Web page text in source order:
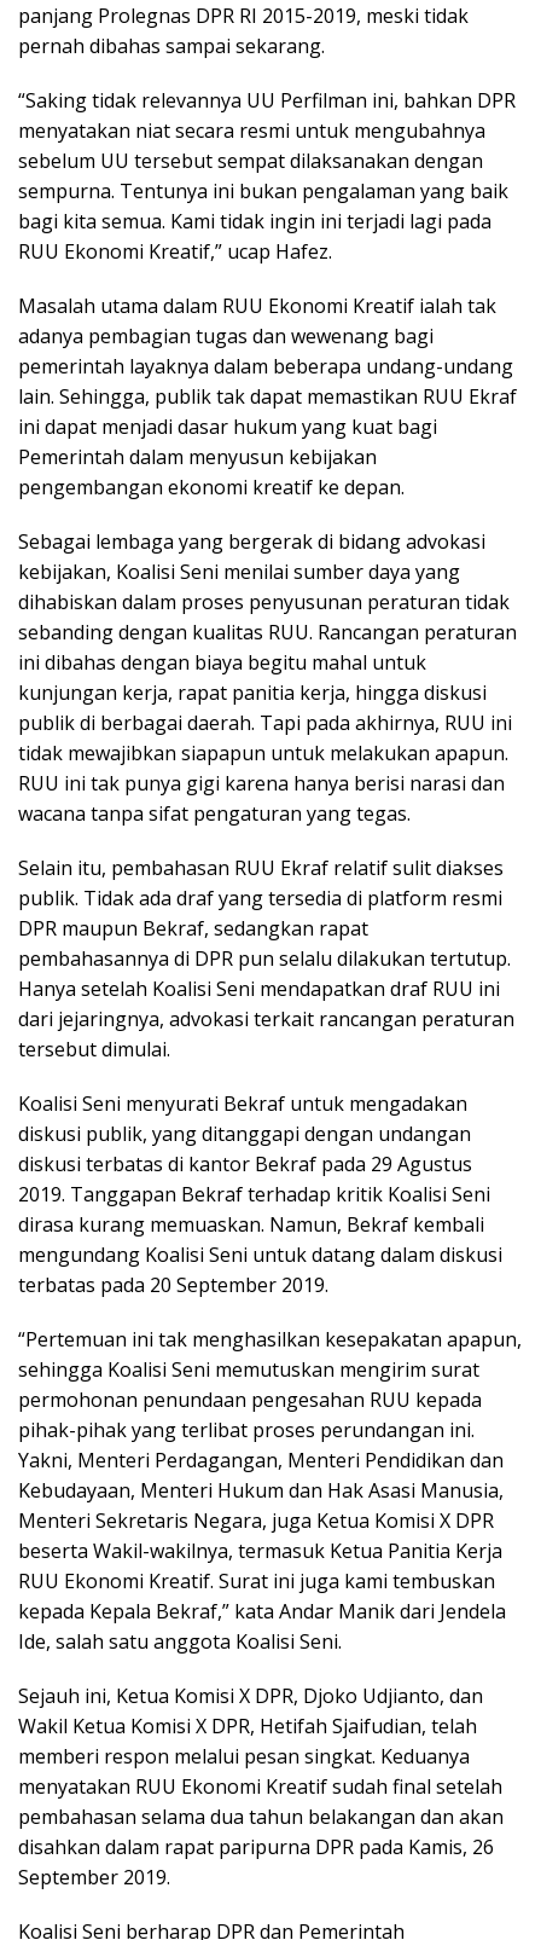
panjang Prolegnas DPR RI 2015-2019, meski tidak
pernah dibahas sampai sekarang.
“Saking tidak relevannya UU Perfilman ini, bahkan DPR
menyatakan niat secara resmi untuk mengubahnya
sebelum UU tersebut sempat dilaksanakan dengan
sempurna. Tentunya ini bukan pengalaman yang baik
bagi kita semua. Kami tidak ingin ini terjadi lagi pada
RUU Ekonomi Kreatif,” ucap Hafez.
Masalah utama dalam RUU Ekonomi Kreatif ialah tak
adanya pembagian tugas dan wewenang bagi
pemerintah layaknya dalam beberapa undang-undang
lain. Sehingga, publik tak dapat memastikan RUU Ekraf
ini dapat menjadi dasar hukum yang kuat bagi
Pemerintah dalam menyusun kebijakan
pengembangan ekonomi kreatif ke depan.
Sebagai lembaga yang bergerak di bidang advokasi
kebijakan, Koalisi Seni menilai sumber daya yang
dihabiskan dalam proses penyusunan peraturan tidak
sebanding dengan kualitas RUU. Rancangan peraturan
ini dibahas dengan biaya begitu mahal untuk
kunjungan kerja, rapat panitia kerja, hingga diskusi
publik di berbagai daerah. Tapi pada akhirnya, RUU ini
tidak mewajibkan siapapun untuk melakukan apapun.
RUU ini tak punya gigi karena hanya berisi narasi dan
wacana tanpa sifat pengaturan yang tegas.
Selain itu, pembahasan RUU Ekraf relatif sulit diakses
publik. Tidak ada draf yang tersedia di platform resmi
DPR maupun Bekraf, sedangkan rapat
pembahasannya di DPR pun selalu dilakukan tertutup.
Hanya setelah Koalisi Seni mendapatkan draf RUU ini
dari jejaringnya, advokasi terkait rancangan peraturan
tersebut dimulai.
Koalisi Seni menyurati Bekraf untuk mengadakan
diskusi publik, yang ditanggapi dengan undangan
diskusi terbatas di kantor Bekraf pada 29 Agustus
2019. Tanggapan Bekraf terhadap kritik Koalisi Seni
dirasa kurang memuaskan. Namun, Bekraf kembali
mengundang Koalisi Seni untuk datang dalam diskusi
terbatas pada 20 September 2019.
“Pertemuan ini tak menghasilkan kesepakatan apapun,
sehingga Koalisi Seni memutuskan mengirim surat
permohonan penundaan pengesahan RUU kepada
pihak-pihak yang terlibat proses perundangan ini.
Yakni, Menteri Perdagangan, Menteri Pendidikan dan
Kebudayaan, Menteri Hukum dan Hak Asasi Manusia,
Menteri Sekretaris Negara, juga Ketua Komisi X DPR
beserta Wakil-wakilnya, termasuk Ketua Panitia Kerja
RUU Ekonomi Kreatif. Surat ini juga kami tembuskan
kepada Kepala Bekraf,” kata Andar Manik dari Jendela
Ide, salah satu anggota Koalisi Seni.
Sejauh ini, Ketua Komisi X DPR, Djoko Udjianto, dan
Wakil Ketua Komisi X DPR, Hetifah Sjaifudian, telah
memberi respon melalui pesan singkat. Keduanya
menyatakan RUU Ekonomi Kreatif sudah final setelah
pembahasan selama dua tahun belakangan dan akan
disahkan dalam rapat paripurna DPR pada Kamis, 26
September 2019.
Koalisi Seni berharap DPR dan Pemerintah